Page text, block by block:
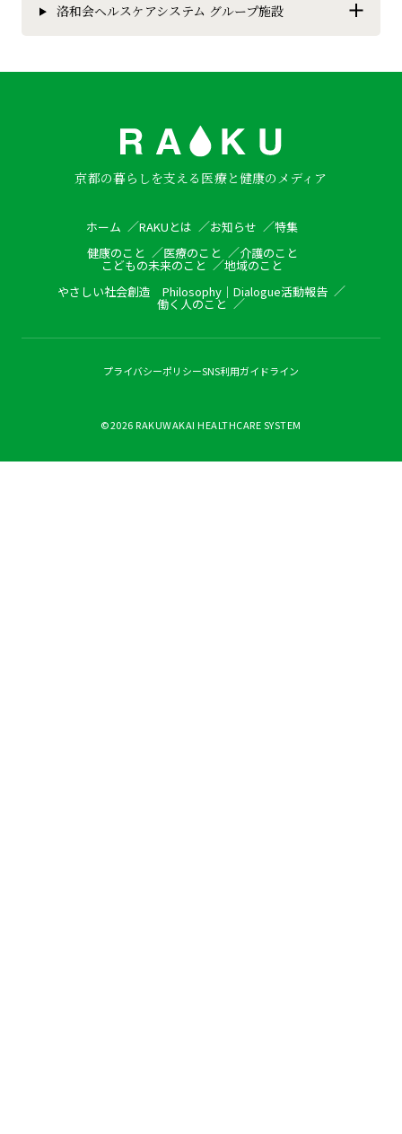
洛和会ヘルスケアシステム グループ施設
京都の暮らしを支える医療と健康のメディア
ホーム RAKUとは お知らせ
特集
健康のこと
医療のこと 介護のこと
こどもの未来のこと
地域のこと
やさしい社会創造 Philosophy｜ Dialogue活動報告
働く人のこと
プライバシーポリシーSNS利用ガイドライン
©2026 RAKUWAKAI HEALTHCARE SYSTEM